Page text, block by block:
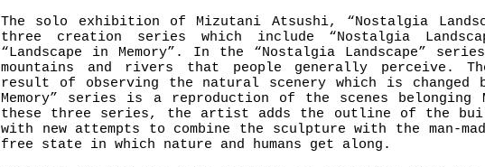
The solo exhibition of Mizutani Atsushi, “Nostalgia
three creation series which include “Nostalgia
“Landscape in Memory”. In the “Nostalgia Landscape”
mountains and rivers that people generally perceive.
result of observing the natural scenery which is changed
Memory” series is a reproduction of the scenes belonging
these three series, the artist adds the outline of the
with new attempts to combine the sculpture with the man-
free state in which nature and humans get along.